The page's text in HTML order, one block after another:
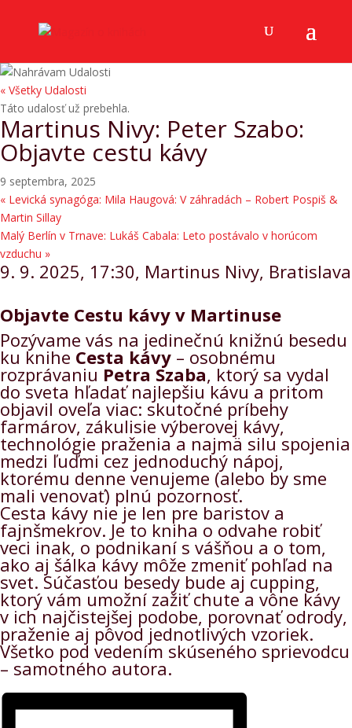
« Všetky Udalosti
Táto udalosť už prebehla.
Martinus Nivy: Peter Szabo:
Objavte cestu kávy
9 septembra, 2025
« Levická synagóga: Mila Haugová: V záhradách – Robert Pospiš &
Martin Sillay
Malý Berlín v Trnave: Lukáš Cabala: Leto postávalo v horúcom
vzduchu »
9. 9. 2025, 17:30, Martinus Nivy, Bratislava
Objavte Cestu kávy v Martinuse
Pozývame vás na jedinečnú knižnú besedu
ku knihe Cesta kávy – osobnému
rozprávaniu Petra Szaba, ktorý sa vydal
do sveta hľadať najlepšiu kávu a pritom
objavil oveľa viac: skutočné príbehy
farmárov, zákulisie výberovej kávy,
technológie praženia a najmä silu spojenia
medzi ľuďmi cez jednoduchý nápoj,
ktorému denne venujeme (alebo by sme
mali venovať) plnú pozornosť.
Cesta kávy nie je len pre baristov a
fajnšmekrov. Je to kniha o odvahe robiť
veci inak, o podnikaní s vášňou a o tom,
ako aj šálka kávy môže zmeniť pohľad na
svet. Súčasťou besedy bude aj cupping,
ktorý vám umožní zažiť chute a vône kávy
v ich najčistejšej podobe, porovnať odrody,
praženie aj pôvod jednotlivých vzoriek.
Všetko pod vedením skúseného sprievodcu
– samotného autora.